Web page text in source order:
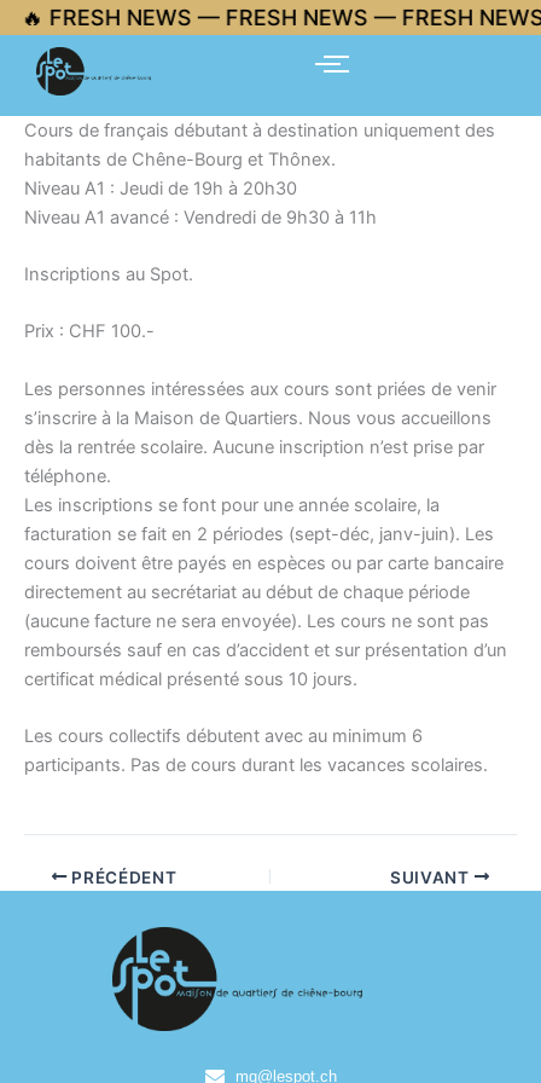
Aller
au
contenu
🔥 FRESH NEWS — FRESH NEWS — FRESH
Cours de français débutant à destination uniquement des
habitants de Chêne-Bourg et Thônex.
Niveau A1 : Jeudi de 19h à 20h30
Niveau A1 avancé : Vendredi de 9h30 à 11h
Inscriptions au Spot.
Prix : CHF 100.-
Les personnes intéressées aux cours sont priées de venir
s’inscrire à la Maison de Quartiers. Nous vous accueillons
dès la rentrée scolaire. Aucune inscription n’est prise par
téléphone.
Les inscriptions se font pour une année scolaire, la
facturation se fait en 2 périodes (sept-déc, janv-juin). Les
cours doivent être payés en espèces ou par carte bancaire
directement au secrétariat au début de chaque période
(aucune facture ne sera envoyée). Les cours ne sont pas
remboursés sauf en cas d’accident et sur présentation d’un
certificat médical présenté sous 10 jours.
Les cours collectifs débutent avec au minimum 6
participants. Pas de cours durant les vacances scolaires.
PRÉCÉDENT SUIVANT
mq@lespot.ch